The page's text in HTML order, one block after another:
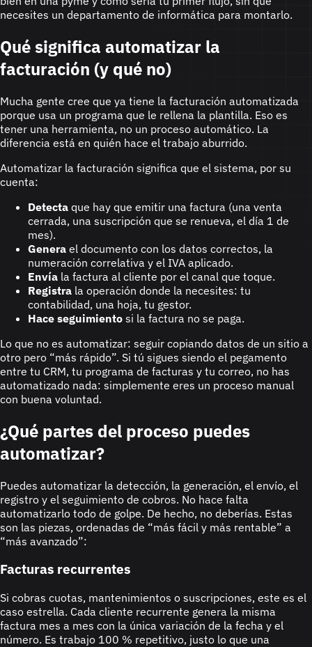
necesites un departamento de informática para montarlo.
Qué significa automatizar la
facturación (y qué no)
Mucha gente cree que ya tiene la facturación automatizada
porque usa un programa que le rellena la plantilla. Eso es
tener una herramienta, no un proceso automático. La
diferencia está en quién hace el trabajo aburrido.
Automatizar la facturación significa que el sistema, por su
cuenta:
Detecta que hay que emitir una factura (una venta
cerrada, una suscripción que se renueva, el día 1 de
mes).
Genera el documento con los datos correctos, la
numeración correlativa y el IVA aplicado.
Envía la factura al cliente por el canal que toque.
Registra la operación donde la necesites: tu
contabilidad, una hoja, tu gestor.
Hace seguimiento si la factura no se paga.
Lo que no es automatizar: seguir copiando datos de un sitio a
otro pero “más rápido”. Si tú sigues siendo el pegamento
entre tu CRM, tu programa de facturas y tu correo, no has
automatizado nada: simplemente eres un proceso manual
con buena voluntad.
¿Qué partes del proceso puedes
automatizar?
Puedes automatizar la detección, la generación, el envío, el
registro y el seguimiento de cobros. No hace falta
automatizarlo todo de golpe. De hecho, no deberías. Estas
son las piezas, ordenadas de “más fácil y más rentable” a
“más avanzado”:
Facturas recurrentes
Si cobras cuotas, mantenimientos o suscripciones, este es el
caso estrella. Cada cliente recurrente genera la misma
factura mes a mes con la única variación de la fecha y el
número. Es trabajo 100 % repetitivo, justo lo que una